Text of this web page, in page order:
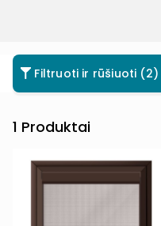
Filtruoti ir rūšiuoti (2)
1 Produktai